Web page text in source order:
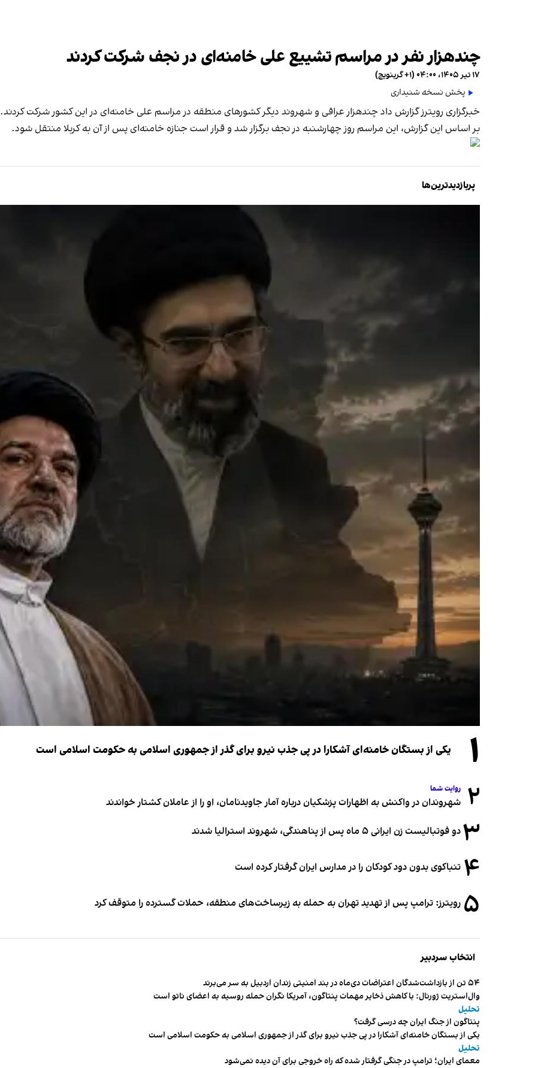
چندهزار نفر در مراسم تشییع علی خامنه‌ای در نجف شرکت کردند
۱۷ تیر ۱۴۰۵، ۰۴:۰۰ (‎+۱ گرینویچ)
پخش نسخه شنیداری
خبرگزاری رویترز گزارش داد چندهزار عراقی‌ و شهروند دیگر کشورهای منطقه در مراسم علی خامنه‌ای در این کشور شرکت کردند.
بر اساس این گزارش، این مراسم روز چهارشنبه در نجف برگزار شد و قرار است جنازه خامنه‌ای پس از آن به کربلا منتقل شود.
پربازدیدترین‌ها
۱ یکی از بستگان خامنه‌ای آشکارا در پی جذب نیرو برای گذر از جمهوری اسلامی به حکومت اسلامی است
۲ روایت شما
شهروندان در واکنش به اظهارات پزشکیان درباره آمار جاویدنامان، او را از عاملان کشتار خواندند
۳دو فوتبالیست زن ایرانی ۵ ماه پس از پناهندگی، شهروند استرالیا شدند
۴ تنباکوی بدون دود کودکان را در مدارس ایران گرفتار کرده است
۵ رویترز: ترامپ پس از تهدید تهران به حمله به زیرساخت‌های منطقه، حملات گسترده را متوقف کرد
انتخاب سردبیر
۵۴ تن از بازداشت‌شدگان اعتراضات دی‌ماه در بند امنیتی زندان اردبیل به سر می‌برند
وال‌استریت ژورنال: با کاهش ذخایر مهمات پنتاگون، آمریکا نگران حمله روسیه به اعضای ناتو‌ است
تحلیل
پنتاگون از جنگ ایران چه درسی گرفت؟
یکی از بستگان خامنه‌ای آشکارا در پی جذب نیرو برای گذر از جمهوری اسلامی به حکومت اسلامی است
تحلیل
معمای ایران؛ ترامپ در جنگی گرفتار شده که راه خروجی برای آن دیده نمی‌شود